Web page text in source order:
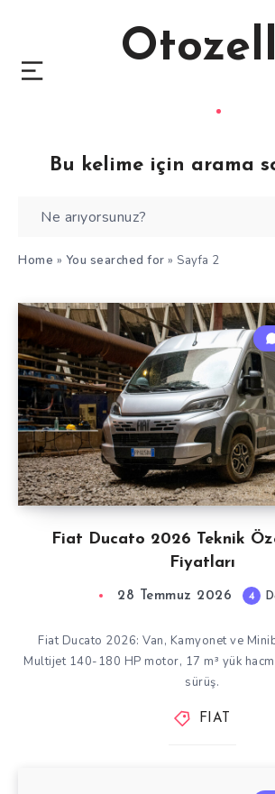
Bu kelime için arama
Home » You searched for » Sayfa 2
Fiat Ducato 2026 Teknik
Fiyatları
28 Temmuz 2026 4
Fiat Ducato 2026: Van, Kamyonet ve
Multijet 140-180 HP motor, 17 m³ yük
sürüş.
FIAT